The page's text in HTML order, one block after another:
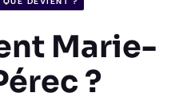
Marie-
?